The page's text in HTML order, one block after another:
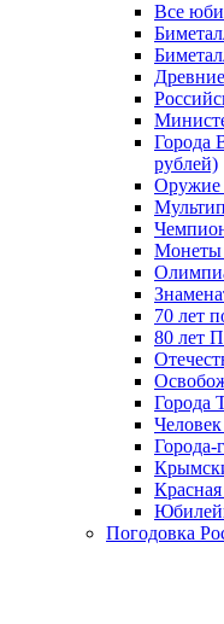
Все
Города
рублей)
Оружие
Монеты
70 лет
80 лет
Города
Человек
Города-
Погодовка